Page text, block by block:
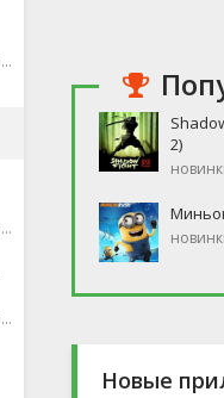
для мальчиков / для девочек
для мальчиков / для девочек
для мальчиков / для девочек
2)
Новые